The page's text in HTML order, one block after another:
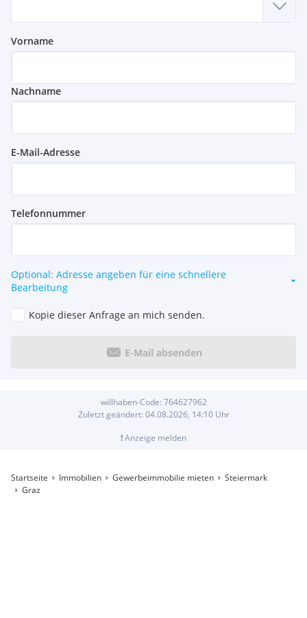
Vorname
Nachname
E-Mail-Adresse
Telefonnummer
Optional: Adresse angeben für eine schnellere
Bearbeitung
Kopie dieser Anfrage an mich senden.
E-Mail absenden
willhaben-Code: 764627962
Zuletzt geändert: 04.08.2026, 14:10Uhr
!Anzeige melden
Startseite Immobilien Gewerbeimmobilie mieten
Steiermark
Graz